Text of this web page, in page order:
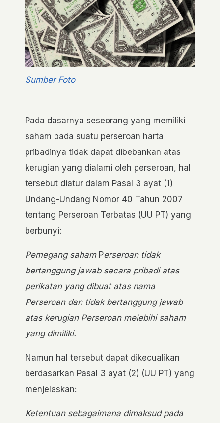
Sumber Foto
Pada dasarnya seseorang yang memiliki
saham pada suatu perseroan harta
pribadinya tidak dapat dibebankan atas
kerugian yang dialami oleh perseroan, hal
tersebut diatur dalam Pasal 3 ayat (1)
Undang-Undang Nomor 40 Tahun 2007
tentang Perseroan Terbatas (UU PT) yang
berbunyi:
Pemegang sahamPerseroan tidak
bertanggung jawab secara pribadi atas
perikatan yang dibuat atas nama
Perseroan dan tidak bertanggung jawab
atas kerugian Perseroan melebihi saham
yang dimiliki.
Namun hal tersebut dapat dikecualikan
berdasarkan Pasal 3 ayat (2) (UU PT) yang
menjelaskan:
Ketentuan sebagaimana dimaksud pada